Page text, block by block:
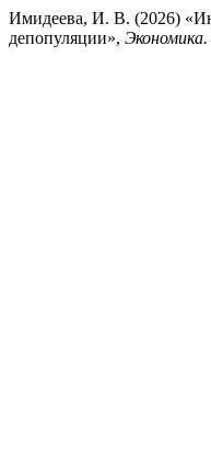
Имидеева, И. В. (2026)
депопуляции»,